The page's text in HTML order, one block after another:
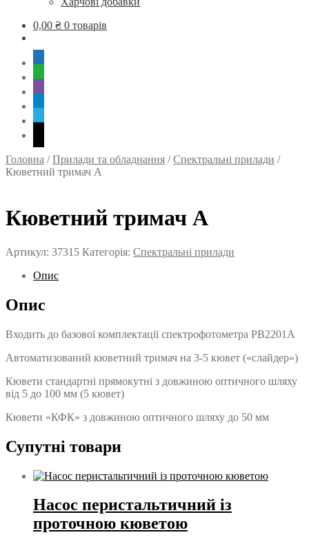
0,00 ₴ 0 товарів
Головна /Прилади та обладнання /Спектральні прилади /
Кюветний тримач А
Кюветний тримач А
Артикул: 37315 Категорія: Спектральні прилади
Опис
Опис
Входить до базової комплектації спектрофотометра PB2201A
Автоматизований кюветний тримач на 3-5 кювет («слайдер»)
Кювети стандартні прямокутні з довжиною оптичного шляху
від 5 до 100 мм (5 кювет)
Кювети «КФК» з довжиною оптичного шляху до 50 мм
Супутні товари
Насос перистальтичний із
проточною кюветою